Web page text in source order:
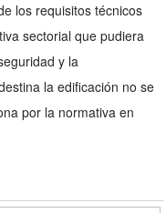
los requisitos técnicos
sectorial que pudiera
y la
la edificación no se
por la normativa en